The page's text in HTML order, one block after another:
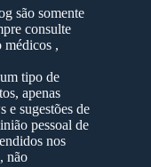
são somente
consulte
médicos ,
tipo de
apenas
e sugestões de
pessoal de
nos
não